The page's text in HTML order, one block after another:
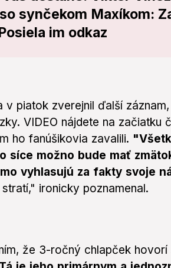
synčekom Maxíkom:
im odkaz
v piatok zverejnil ďalší
VIDEO nájdete na začiatku
ho fanúšikovia zavalili.
síce možno bude mať
vyhlasujú za fakty svoje
ironicky poznamenal.
že 3-ročný chlapček